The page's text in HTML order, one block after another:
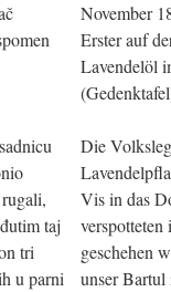
November
Erster auf
Lavendelöl
taj
tri
u parni
Die
Vis in das
geschehen
unser